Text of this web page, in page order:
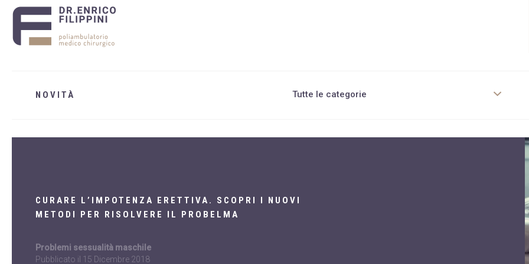
NOVITÀ Tutte le categorie
CURARE L’IMPOTENZA ERETTIVA. SCOPRI I NUOVI
METODI PER RISOLVERE IL PROBELMA
Problemi sessualità maschile
Pubblicato il 15 Dicembre 2018